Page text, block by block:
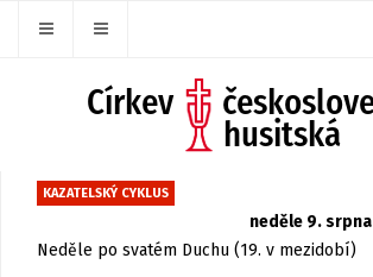
KAZATELSKÝ CYKLUS
neděle 9. srpna
Neděle po svatém Duchu (19. v mezidobí)